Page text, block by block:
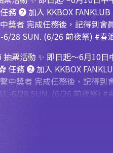
務 ➋ 加入 KKBOX
中獎者 完成任務後，記
28 SUN. (6/26 前夜祭) #春